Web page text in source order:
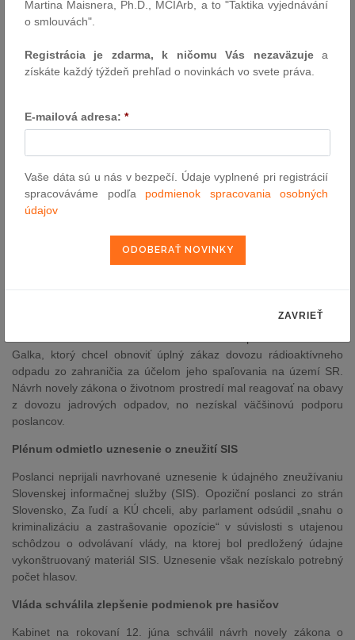
uvoľnení jeho mlčanlivosti na účely vyšetrovania.
Poslanci odmietli návrh opozičného hnutia Slovensko, ktoré
chcelo zákaz vysielania televíznych reklám na hazardné hry a
službách mala byť zakázaná reklama na alkohol a hazard v
dennom čase, návrh však v parlamente nezískal dostatočnú
Novela civilnej ochrany o love zveri nepostúpila
Do druhého čítania neprešla novela zákona o civilnej ochrane
obyvateľstva od poslankyne Tamary Stohlovej (PS), ktorou sa
upraviť podmienky zriaďovania vnadísk – miest s návnadou na
prilákanie a lov zveri. Parlament však túto iniciatívu opozičnej
Návrh zákazu dovozu jadrového odpadu nebol schválený
Galka, ktorý chcel obnoviť úplný zákaz dovozu rádioaktívneho
odpadu zo zahraničia za účelom jeho spaľovania na území SR.
Návrh novely zákona o životnom prostredí mal reagovať na obavy
z dovozu jadrových odpadov, no nezískal väčšinovú podporu
poslancov.
Plénum odmietlo uznesenie o zneužití SIS
Poslanci neprijali navrhované uznesenie k údajného zneužívaniu
Slovenskej informačnej služby (SIS). Opoziční poslanci zo strán
Slovensko, Za ľudí a KÚ chceli, aby parlament odsúdil „snahu o
kriminalizáciu a zastrašovanie opozície“ v súvislosti s utajenou
schôdzou o odvolávaní vlády, na ktorej bol predložený údajne
vykonštruovaný materiál SIS. Uznesenie však nezískalo potrebný
počet hlasov.
Vláda schválila zlepšenie podmienok pre hasičov
Kabinet na rokovaní 12. júna schválil návrh novely zákona o
Martina Maisnera, Ph.D., MCIArb, a to "Taktika vyjednávání
o smlouvách".
Registrácia je zdarma, k ničomu Vás nezaväzujea
získáte každý týždeň prehľad o novinkách vo svete práva.
E-mailová adresa: *
Vaše dáta sú u nás v bezpečí. Údaje vyplnené pri registrácií
spracováváme podľa podmienok spracovania osobných
údajov
ZAVRIEŤ